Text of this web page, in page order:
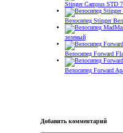
Stinger Campus STD
Велосипед Stinger
зеленый
Велосипед Forward
Велосипед Forward
Добавить комментарий